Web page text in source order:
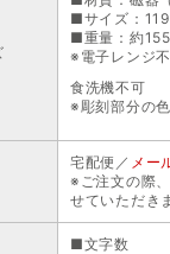
■サイズ：
■重量：約
※電子レンジ
食洗機不可
※彫刻部分の
宅配便／ メー
※ご注文の際
せていただき
■文字数